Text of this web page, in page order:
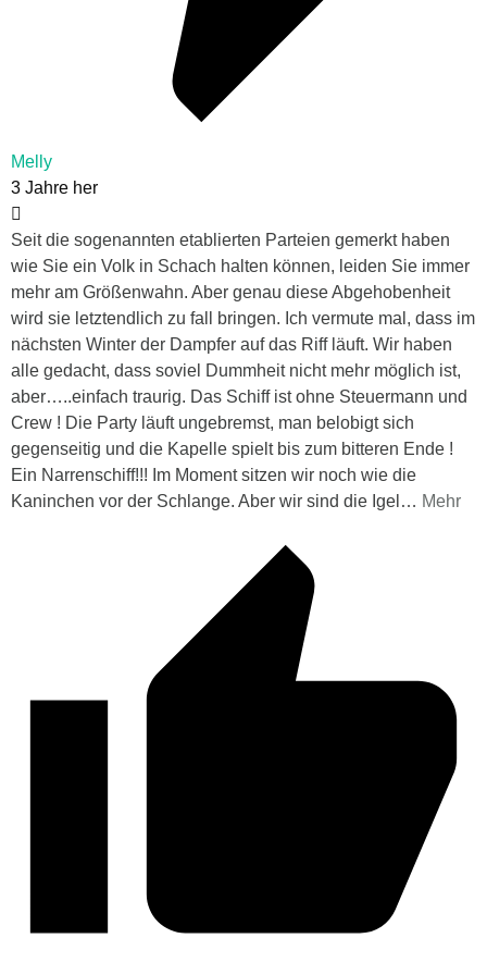
Melly
3 Jahre her
Seit die sogenannten etablierten Parteien gemerkt haben
wie Sie ein Volk in Schach halten können, leiden Sie immer
mehr am Größenwahn. Aber genau diese Abgehobenheit
wird sie letztendlich zu fall bringen. Ich vermute mal, dass im
nächsten Winter der Dampfer auf das Riff läuft. Wir haben
alle gedacht, dass soviel Dummheit nicht mehr möglich ist,
aber…..einfach traurig. Das Schiff ist ohne Steuermann und
Crew ! Die Party läuft ungebremst, man belobigt sich
gegenseitig und die Kapelle spielt bis zum bitteren Ende !
Ein Narrenschiff!!! Im Moment sitzen wir noch wie die
Kaninchen vor der Schlange. Aber wir sind die Igel … Mehr